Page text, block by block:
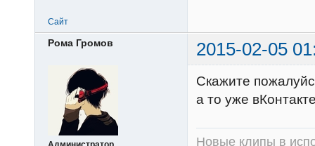
Сайт
Рома Громов 2015-02-05
Скажите
а то уже
Новые клипы в